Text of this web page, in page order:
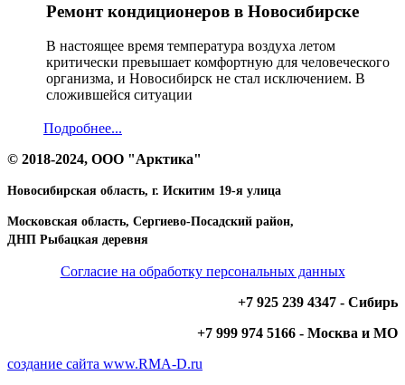
Ремонт кондиционеров в Новосибирске
В настоящее время температура воздуха летом
критически превышает комфортную для человеческого
организма, и Новосибирск не стал исключением. В
сложившейся ситуации
Подробнее...
© 2018-2024, ООО "Арктика"
Новосибирская область, г. Искитим 19-я улица
Московская область, Сергиево-Посадский район,
ДНП Рыбацкая деревня
Согласие на обработку персональных данных
+7 925 239 4347 - Сибирь
+7 999 974 5166 - Москва и МО
создание сайта www.RMA-D.ru